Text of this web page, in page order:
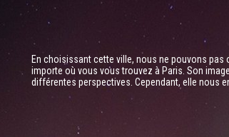
En choisissant cette ville, nous ne pouvons
importe où vous vous trouvez à Paris. Son
différentes perspectives. Cependant, elle nous